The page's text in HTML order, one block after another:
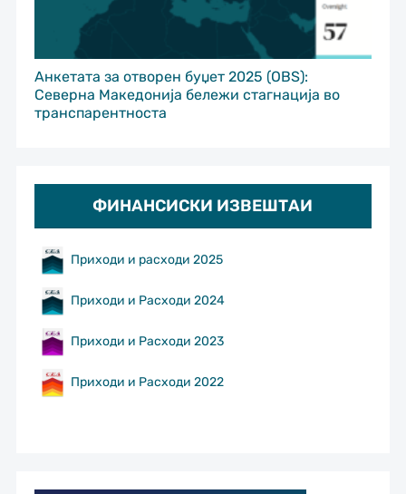
Анкетата за отворен буџет 2025 (OBS):
Северна Македонија бележи стагнација во
транспарентноста
ФИНАНСИСКИ ИЗВЕШТАИ
Приходи и расходи 2025
Приходи и Расходи 2024
Приходи и Расходи 2023
Приходи и Расходи 2022